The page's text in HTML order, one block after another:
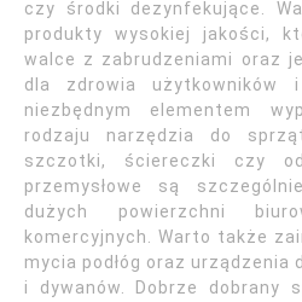
czy środki dezynfekujące.
produkty wysokiej jakości,
walce z zabrudzeniami oraz
dla zdrowia użytkowników i
niezbędnym elementem
rodzaju narzędzia do
szczotki, ściereczki czy
przemysłowe są
dużych powierzchni
komercyjnych. Warto także
mycia podłóg oraz
i dywanów. Dobrze dobrany